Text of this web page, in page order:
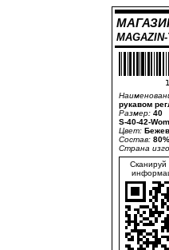
рукавом
Размер: 40
S-40-42-
Цвет:
Состав:
Страна
Сканируй